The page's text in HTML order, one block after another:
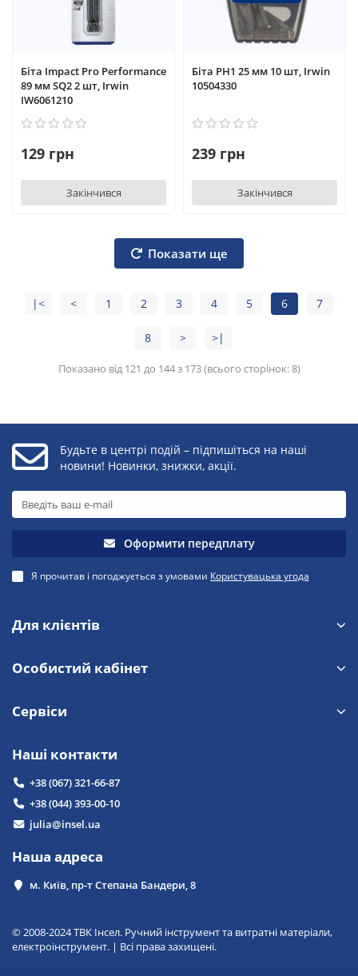
Біта Impact Pro Performance
89 мм SQ2 2 шт, Irwin
IW6061210
129 грн
Закінчився
Біта PH1 25 мм 10 шт, Irwin
10504330
239 грн
Закінчився
Показати ще
|< < 1 2 3 4 5 6 7
8 > >|
Показано від 121 до 144 з 173 (всього сторінок: 8)
Будьте в центрі подій – підпишіться на наші
новини! Новинки, знижки, акції.
Оформити передплату
Я прочитав і погоджується з умовами Користувацька угода
Для клієнтів
Особистий кабінет
Сервіси
Наші контакти
+38 (067) 321-66-87
+38 (044) 393-00-10
julia@insel.ua
Наша адреса
м. Київ, пр-т Степана Бандери, 8
© 2008-2024 ТВК Інсел. Ручний інструмент та витратні матеріали,
електроінструмент. | Всі права захищені.